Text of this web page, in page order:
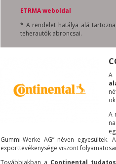
ETRMA weboldal
* A rendelet hatálya alá
teherautók abroncsai.
A
A
Gummi-Werke AG” néven
exporttevékenysége viszont
Továbbiakban a Continental